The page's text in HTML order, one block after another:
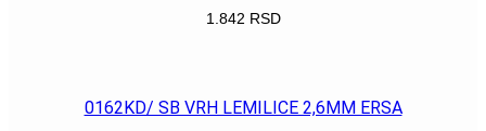
1.842 RSD
0162KD/ SB VRH LEMILICE 2,6MM ERSA